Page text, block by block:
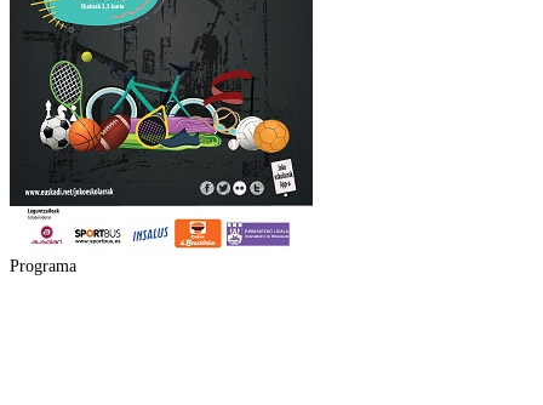
Programa